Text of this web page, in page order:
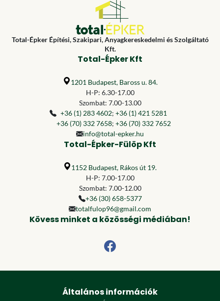
Total-Épker Építési, Szakipari, Anyagkereskedelmi és Szolgáltató
Kft.
Total-Épker Kft
1201 Budapest, Baross u. 84.
H-P: 6.30-17.00
Szombat: 7.00-13.00
+36 (1) 283 4602; +36 (1) 421 5281
+36 (70) 332 7658; +36 (70) 332 7652
info@total-epker.hu
Total-Épker-Fülöp Kft
1152 Budapest, Rákos út 19.
H-P: 7.00-17.00
Szombat: 7.00-12.00
+36 (30) 658-5377
totalfulop96@gmail.com
Kövess minket a közösségi médiában!
Általános információk